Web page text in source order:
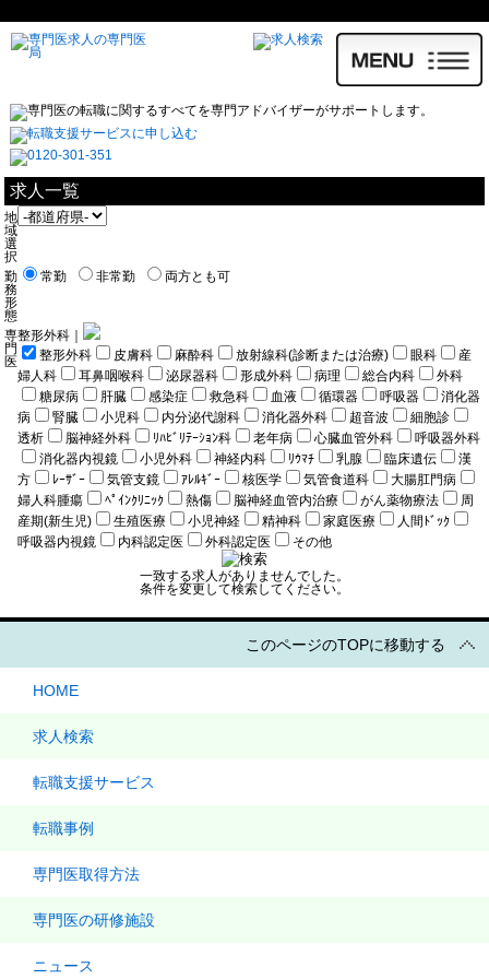
求人一覧
地
域
選
択
勤
務
形
態
常勤 非常勤 両方とも可
専
門
医
整形外科｜
整形外科
皮膚科 麻酔科 放射線科(診断または治療) 眼科
産
婦人科
耳鼻咽喉科 泌尿器科 形成外科 病理 総合内科
外科
糖尿病
肝臓 感染症 救急科 血液 循環器 呼吸器
消化器
病
腎臓 小児科 内分泌代謝科 消化器外科 超音波
細胞診
透析
脳神経外科 ﾘﾊﾋﾞﾘﾃｰｼｮﾝ科 老年病 心臓血管外科
呼吸器外科
消化器内視鏡
小児外科 神経内科 ﾘｳﾏﾁ 乳腺 臨床遺伝
漢
方
ﾚｰｻﾞｰ 気管支鏡 ｱﾚﾙｷﾞｰ 核医学 気管食道科
大腸肛門病
婦人科腫瘍
ﾍﾟｲﾝｸﾘﾆｯｸ 熱傷 脳神経血管内治療 がん薬物療法
周
産期(新生児)
生殖医療 小児神経 精神科 家庭医療
人間ﾄﾞｯｸ
呼吸器内視鏡
内科認定医 外科認定医 その他
一致する求人がありませんでした。
条件を変更して検索してください。
このページのTOPに移動する
HOME
求人検索
転職支援サービス
転職事例
専門医取得方法
専門医の研修施設
ニュース